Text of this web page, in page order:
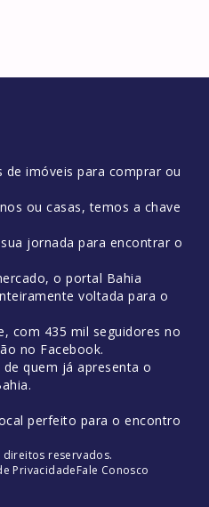
de imóveis para comprar ou
ou casas, temos a chave
jornada para encontrar o
o portal Bahia
voltada para o
com 435 mil seguidores no
no Facebook.
quem já apresenta o
perfeito para o encontro
direitos reservados.
PrivacidadeFale Conosco